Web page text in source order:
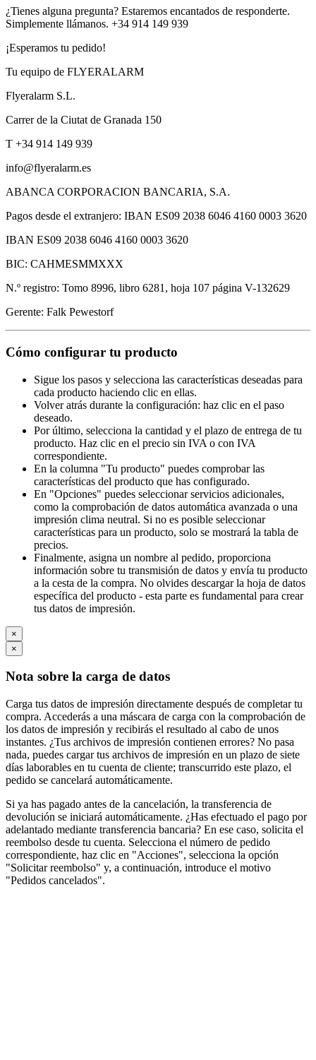
¿Tienes alguna pregunta? Estaremos encantados de responderte.
Simplemente llámanos. +34 914 149 939
¡Esperamos tu pedido!
Tu equipo de FLYERALARM
Flyeralarm S.L.
Carrer de la Ciutat de Granada 150
T +34 914 149 939
info@flyeralarm.es
ABANCA CORPORACION BANCARIA, S.A.
Pagos desde el extranjero: IBAN ES09 2038 6046 4160 0003 3620
IBAN ES09 2038 6046 4160 0003 3620
BIC: CAHMESMMXXX
N.º registro: Tomo 8996, libro 6281, hoja 107 página V-132629
Gerente: Falk Pewestorf
Cómo configurar tu producto
Sigue los pasos y selecciona las características deseadas para
cada producto haciendo clic en ellas.
Volver atrás durante la configuración: haz clic en el paso
deseado.
Por último, selecciona la cantidad y el plazo de entrega de tu
producto. Haz clic en el precio sin IVA o con IVA
correspondiente.
En la columna "Tu producto" puedes comprobar las
características del producto que has configurado.
En "Opciones" puedes seleccionar servicios adicionales,
como la comprobación de datos automática avanzada o una
impresión clima neutral. Si no es posible seleccionar
características para un producto, solo se mostrará la tabla de
precios.
Finalmente, asigna un nombre al pedido, proporciona
información sobre tu transmisión de datos y envía tu producto
a la cesta de la compra. No olvides descargar la hoja de datos
específica del producto - esta parte es fundamental para crear
tus datos de impresión.
×
×
Nota sobre la carga de datos
Carga tus datos de impresión directamente después de completar tu
compra. Accederás a una máscara de carga con la comprobación de
los datos de impresión y recibirás el resultado al cabo de unos
instantes. ¿Tus archivos de impresión contienen errores? No pasa
nada, puedes cargar tus archivos de impresión en un plazo de siete
días laborables en tu cuenta de cliente; transcurrido este plazo, el
pedido se cancelará automáticamente.
Si ya has pagado antes de la cancelación, la transferencia de
devolución se iniciará automáticamente. ¿Has efectuado el pago por
adelantado mediante transferencia bancaria? En ese caso, solicita el
reembolso desde tu cuenta. Selecciona el número de pedido
correspondiente, haz clic en "Acciones", selecciona la opción
"Solicitar reembolso" y, a continuación, introduce el motivo
"Pedidos cancelados".